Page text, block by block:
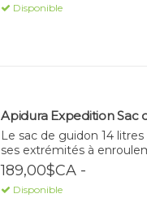
Disponible
Apidura Expedition Sac
Le sac de guidon 14
ses extrémités à
189,00$CA -
Disponible